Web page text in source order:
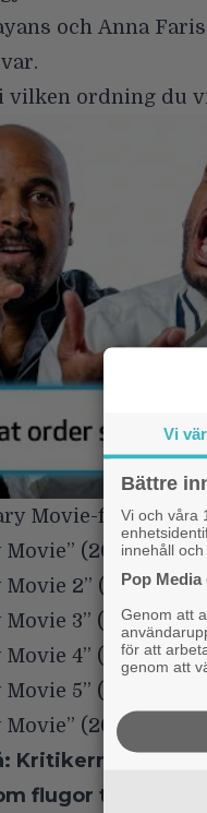
och Anna Faris
vilken ordning du
Movie-filmerna i
Movie” (2000)
Movie 2” (2001)
Movie 3” (2003)
Movie 4” (2006)
5” (2013)
Movie” (2026)
Kritikerna hatar
flugor till skit
Vi
Bättre
Vi och våra
innehåll
Pop
Genom att
för att
genom att